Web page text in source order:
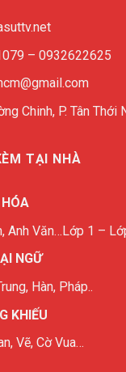
– 0932622625
Chinh, P. Tân Thới
TẠI NHÀ
Anh Văn…Lớp 1 –
NGỮ
Hàn, Pháp..
KHIẾU
Vẽ, Cờ Vua…